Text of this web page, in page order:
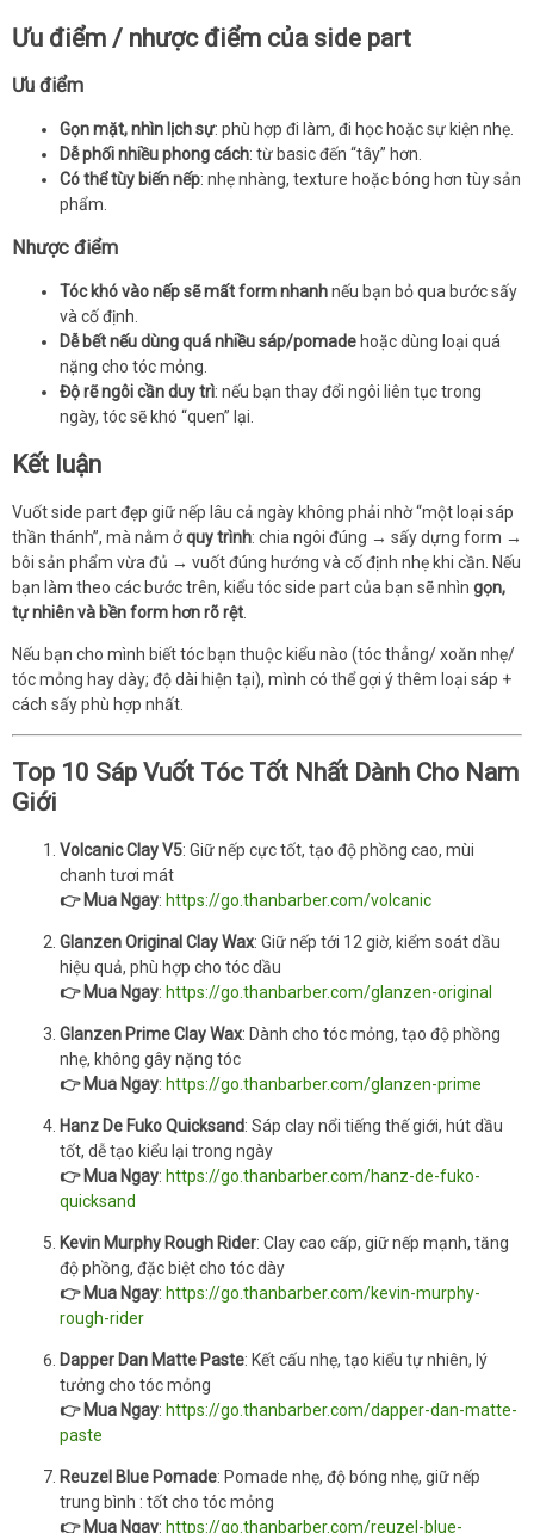
Ưu điểm / nhược điểm của side part
Ưu điểm
Gọn mặt, nhìn lịch sự: phù hợp đi làm, đi học hoặc sự kiện nhẹ.
Dễ phối nhiều phong cách: từ basic đến “tây” hơn.
Có thể tùy biến nếp: nhẹ nhàng, texture hoặc bóng hơn tùy sản
phẩm.
Nhược điểm
Tóc khó vào nếp sẽ mất form nhanhnếu bạn bỏ qua bước sấy
và cố định.
Dễ bết nếu dùng quá nhiều sáp/pomadehoặc dùng loại quá
nặng cho tóc mỏng.
Độ rẽ ngôi cần duy trì: nếu bạn thay đổi ngôi liên tục trong
ngày, tóc sẽ khó “quen” lại.
Kết luận
Vuốt side part đẹp giữ nếp lâu cả ngày không phải nhờ “một loại sáp
thần thánh”, mà nằm ởquy trình: chia ngôi đúng → sấy dựng form →
bôi sản phẩm vừa đủ → vuốt đúng hướng và cố định nhẹ khi cần. Nếu
bạn làm theo các bước trên, kiểu tóc side part của bạn sẽ nhìn gọn,
tự nhiên và bền form hơn rõ rệt.
Nếu bạn cho mình biết tóc bạn thuộc kiểu nào (tóc thẳng/ xoăn nhẹ/
tóc mỏng hay dày; độ dài hiện tại), mình có thể gợi ý thêm loại sáp +
cách sấy phù hợp nhất.
Top 10 Sáp Vuốt Tóc Tốt Nhất Dành Cho Nam
Giới
Volcanic Clay V5: Giữ nếp cực tốt, tạo độ phồng cao, mùi
chanh tươi mát
👉 Mua Ngay: https://go.thanbarber.com/volcanic
Glanzen Original Clay Wax: Giữ nếp tới 12 giờ, kiểm soát dầu
hiệu quả, phù hợp cho tóc dầu
👉 Mua Ngay: https://go.thanbarber.com/glanzen-original
Glanzen Prime Clay Wax: Dành cho tóc mỏng, tạo độ phồng
nhẹ, không gây nặng tóc
👉 Mua Ngay: https://go.thanbarber.com/glanzen-prime
Hanz De Fuko Quicksand: Sáp clay nổi tiếng thế giới, hút dầu
tốt, dễ tạo kiểu lại trong ngày
👉 Mua Ngay: https://go.thanbarber.com/hanz-de-fuko-
quicksand
Kevin Murphy Rough Rider: Clay cao cấp, giữ nếp mạnh, tăng
độ phồng, đặc biệt cho tóc dày
👉 Mua Ngay: https://go.thanbarber.com/kevin-murphy-
rough-rider
Dapper Dan Matte Paste: Kết cấu nhẹ, tạo kiểu tự nhiên, lý
tưởng cho tóc mỏng
👉 Mua Ngay: https://go.thanbarber.com/dapper-dan-matte-
paste
Reuzel Blue Pomade: Pomade nhẹ, độ bóng nhẹ, giữ nếp
trung bình : tốt cho tóc mỏng
👉 Mua Ngay: https://go.thanbarber.com/reuzel-blue-